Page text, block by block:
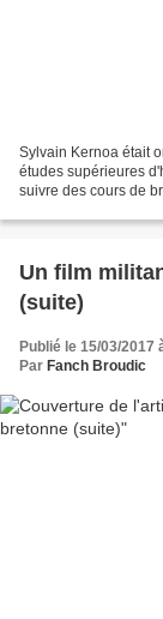
Sylvain Kernoa était
études supérieures
suivre des cours de
Un film
(suite)
Publié le 15/03/2017
Par Fanch Broudic